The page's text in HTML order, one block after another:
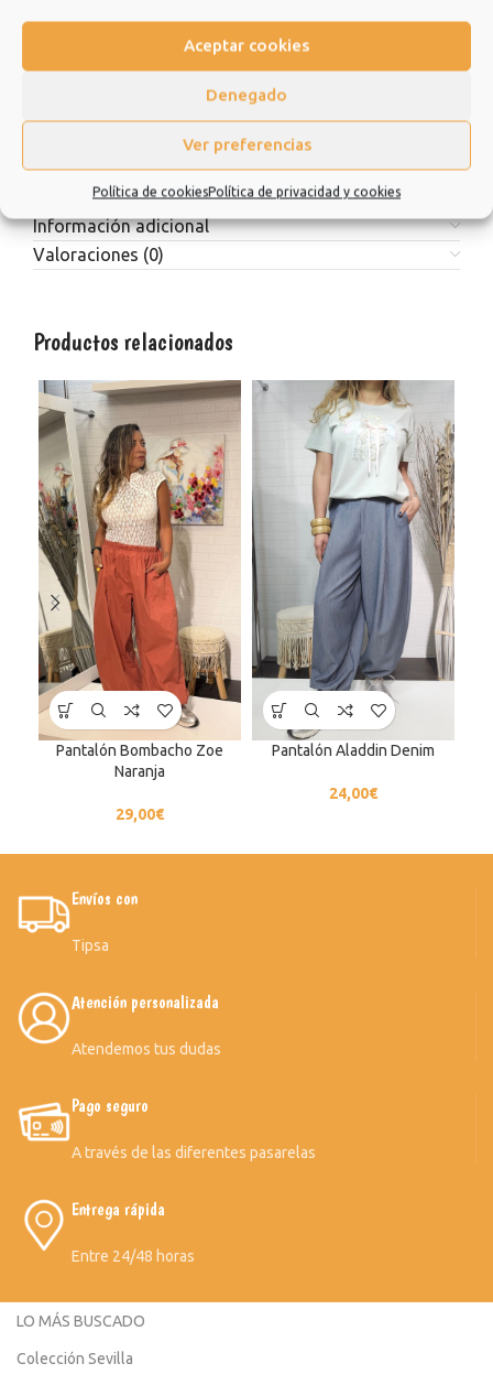
Aceptar cookies
Denegado
Ver preferencias
Política de cookiesPolítica de privacidad y cookies
Estamos muy agradecidos de que hayas elegido nuestra
tienda y esperamos que sea una experiencia de la que quiera
Información adicional
Valoraciones (0)
Productos relacionados
Pantalón Bombacho Zoe
Naranja
29,00€
Pantalón Aladdin Denim
24,00€
Envíos con
Tipsa
Atención personalizada
Atendemos tus dudas
Pago seguro
A través de las diferentes pasarelas
Entrega rápida
Entre 24/48 horas
LO MÁS BUSCADO
Colección Sevilla